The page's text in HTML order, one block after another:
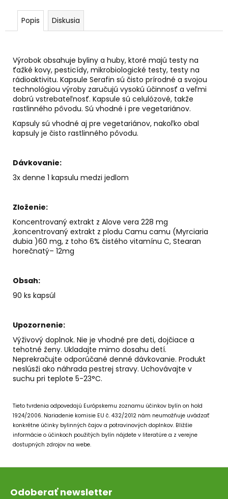
Popis Diskusia
Výrobok obsahuje byliny a huby, ktoré majú testy na
ťažké kovy, pesticídy, mikrobiologické testy, testy na
rádioaktivitu. Kapsule Serafin sú čisto prírodné a svojou
technológiou výroby zaručujú vysokú účinnosť a veľmi
dobrú vstrebateľnosť. Kapsule sú celulózové, takže
rastlinného pôvodu. Sú vhodné i pre vegetariánov.
Kapsuly sú vhodné aj pre vegetariánov, nakoľko obal
kapsuly je čisto rastlinného pôvodu.
Dávkovanie:
3x denne 1 kapsulu medzi jedlom
Zloženie:
Koncentrovaný extrakt z Alove vera 228 mg
,koncentrovaný extrakt z plodu Camu camu (Myrciaria
dubia )60 mg, z toho 6% čistého vitamínu C, Stearan
horečnatý– 12mg
Obsah:
90 ks kapsúl
Upozornenie:
Výživový doplnok. Nie je vhodné pre deti, dojčiace a
tehotné ženy. Ukladajte mimo dosahu detí.
Neprekračujte odporúčané denné dávkovanie. Produkt
neslúsži ako náhrada pestrej stravy. Uchovávajte v
suchu pri teplote 5-23°C.
Tieto tvrdenia odpovedajú Európskemu zoznamu účinkov bylín on hold
1924/2006. Nariadenie komisie EU č. 432/2012 nám neumožňuje uvádzať
konkrétne účinky bylinných čajov a potravinových doplnkov. Bližšie
informácie o účinkoch použitých bylín nájdete v literatúre a z verejne
dostupných zdrojov na webe.
ZVEĽADENIE
VÁŠNE
A
SEXUALITY
€9,50
Z
Odoberať newsletter